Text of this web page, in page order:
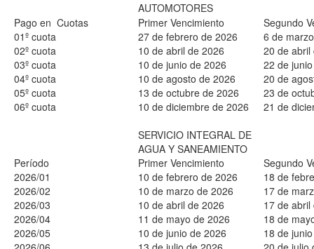
AUTOMOTORES
Pago en Cuotas
Primer Vencimiento
Segundo
01º cuota
27 de febrero de 2026
6 de
02º cuota
10 de abril de 2026
20 de abril
03º cuota
10 de junio de 2026
22 de
04º cuota
10 de agosto de 2026
20 de
05º cuota
13 de octubre de 2026
23 de
06º cuota
10 de diciembre de 2026
21 de
SERVICIO INTEGRAL DE
AGUA Y SANEAMIENTO
Período
Primer Vencimiento
Segundo
2026/01
10 de febrero de 2026
18 de
2026/02
10 de marzo de 2026
17 de
2026/03
10 de abril de 2026
17 de abril
2026/04
11 de mayo de 2026
18 de
2026/05
10 de junio de 2026
18 de